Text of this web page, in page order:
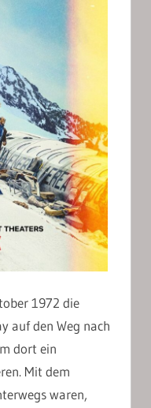
1972 die
auf den Weg nach
dort ein
Mit dem
waren,